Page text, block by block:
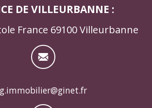
DE VILLEURBANNE :
France 69100 Villeurbanne
g.immobilier@ginet.fr